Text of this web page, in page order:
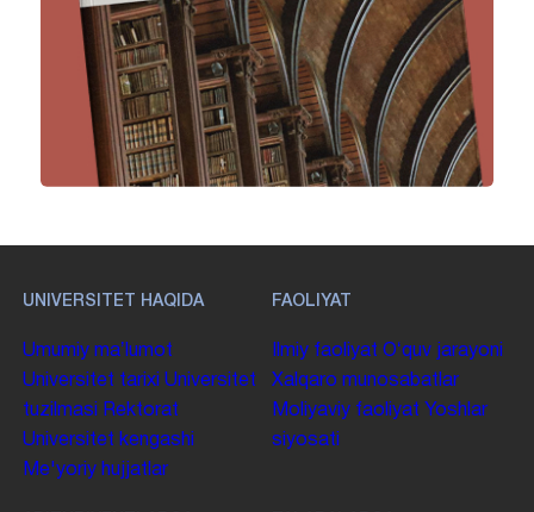
UNIVERSITET HAQIDA
Umumiy maʼlumot
Universitet tarixi Universitet
tuzilmasi
Rektorat
Universitet kengashi
Me'yoriy hujjatlar
FAOLIYAT
Ilmiy faoliyat Oʻquv jarayoni
Xalqaro munosabatlar
Moliyaviy faoliyat Yoshlar
siyosati